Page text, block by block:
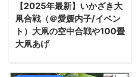
【2025年最新】いかざき大
凧合戦（＠愛媛内子/イベン
ト）大凧の空中合戦や100畳
大凧あげ